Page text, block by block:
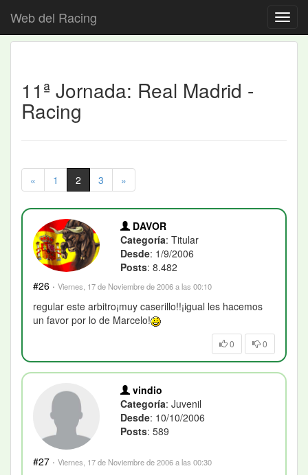
Web del Racing
11ª Jornada: Real Madrid -
Racing
« 1 2 3 »
DAVOR
Categoría: Titular
Desde: 1/9/2006
Posts: 8.482
#26 · Viernes, 17 de Noviembre de 2006 a las 00:10
regular este arbitro¡muy caserillo!!¡igual les hacemos
un favor por lo de Marcelo!
0 0
vindio
Categoría: Juvenil
Desde: 10/10/2006
Posts: 589
#27 · Viernes, 17 de Noviembre de 2006 a las 00:30